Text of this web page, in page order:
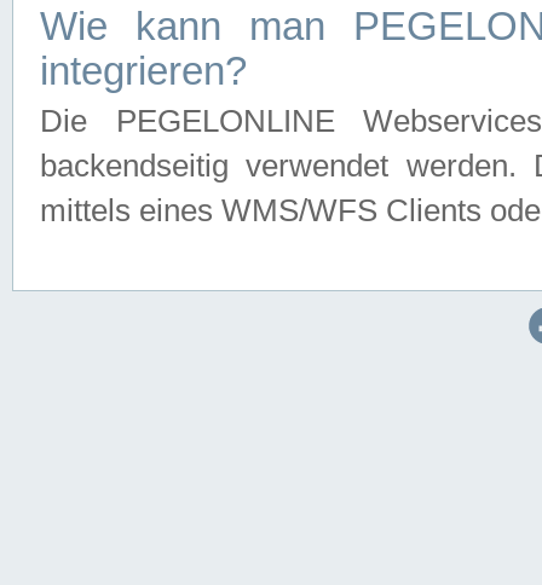
Wie kann man
integrieren?
Die PEGELONLINE
backendseitig verwendet
mittels eines WMS/WFS Clients